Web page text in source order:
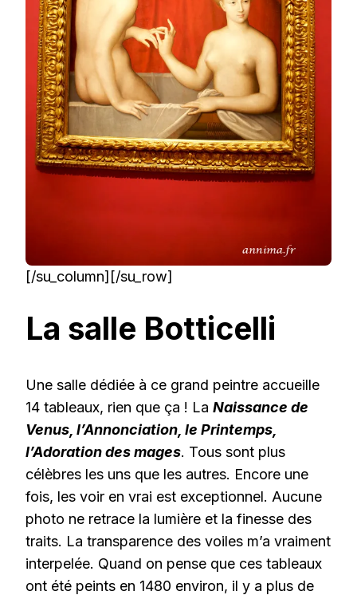
[/su_column][/su_row]
La salle Botticelli
Une salle dédiée à ce grand peintre accueille
14 tableaux, rien que ça ! La Naissance de
Venus, l’Annonciation, le Printemps,
l’Adoration des mages. Tous sont plus
célèbres les uns que les autres. Encore une
fois, les voir en vrai est exceptionnel. Aucune
photo ne retrace la lumière et la finesse des
traits. La transparence des voiles m’a vraiment
interpelée. Quand on pense que ces tableaux
ont été peints en 1480 environ, il y a plus de